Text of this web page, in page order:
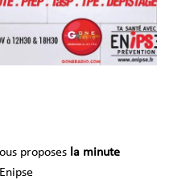
proposes la minute